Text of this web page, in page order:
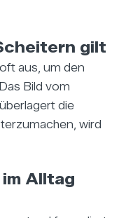
gilt
aus, um den
Bild vom
die
wird
Alltag